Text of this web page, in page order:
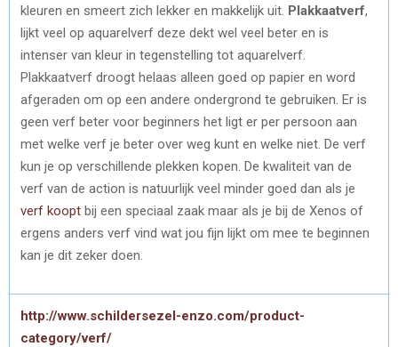
kleuren en smeert zich lekker en makkelijk uit. Plakkaatverf,
lijkt veel op aquarelverf deze dekt wel veel beter en is
intenser van kleur in tegenstelling tot aquarelverf.
Plakkaatverf droogt helaas alleen goed op papier en word
afgeraden om op een andere ondergrond te gebruiken. Er is
geen verf beter voor beginners het ligt er per persoon aan
met welke verf je beter over weg kunt en welke niet. De verf
kun je op verschillende plekken kopen. De kwaliteit van de
verf van de action is natuurlijk veel minder goed dan als je
verf koopt bij een speciaal zaak maar als je bij de Xenos of
ergens anders verf vind wat jou fijn lijkt om mee te beginnen
kan je dit zeker doen.
http://www.schildersezel-enzo.com/product-
category/verf/